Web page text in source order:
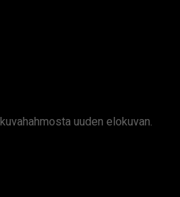
uuden elokuvan.